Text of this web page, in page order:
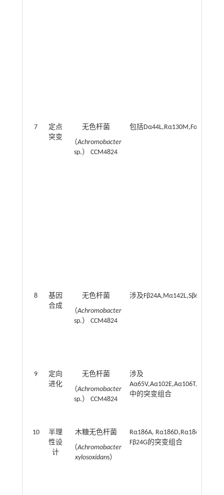
7
定点
突变
无色杆菌
（Achromobacter
sp.） CCM4824
包括
8
基因
合成
无色杆菌
（Achromobacter
sp.） CCM4824
涉及Fβ24A,Mα142L,Sβ67A
9
定向
进化
无色杆菌
（Achromobacter
sp.） CCM4824
涉及
中的突变组合
10
半理
性设
计
木糖无色杆菌
（Achromobacter
xylosoxidans）
Rα186A, Rα186D,Rα186K,优选
Fβ24G的突变组合